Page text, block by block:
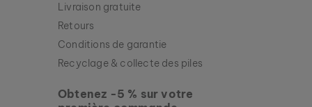
Livraison gratuite
Retours
Conditions de garantie
Recyclage & collecte des piles
Obtenez -5 % sur votre